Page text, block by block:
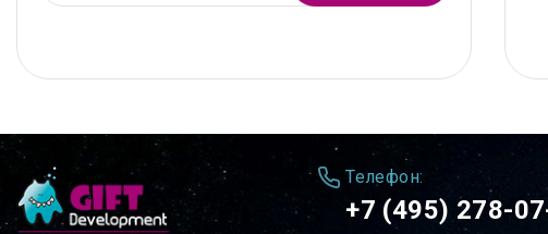
Телефон:
+7 (495) 278-